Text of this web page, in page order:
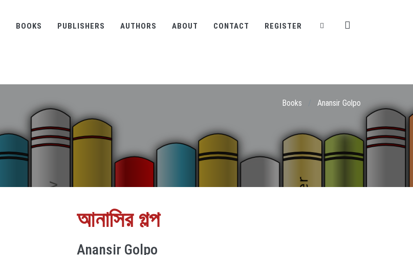
BOOKS PUBLISHERS AUTHORS ABOUT CONTACT REGISTER
Books Anansir Golpo
আনাসির গল্প
Anansir Golpo